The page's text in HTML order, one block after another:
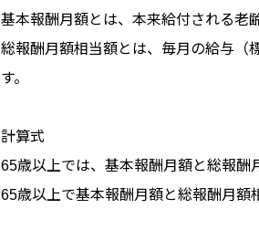
基本報酬月額とは、本来給付される老
総報酬月額相当額とは、毎月の給与（
す。
計算式
65歳以上では、基本報酬月額と総報酬
65歳以上で基本報酬月額と総報酬月額